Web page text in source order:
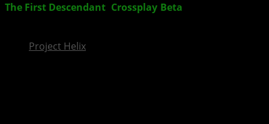
The First Descendant Crossplay Beta
Project Helix